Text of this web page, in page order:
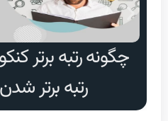
چگونه رتبه برتر
رتبه برتر